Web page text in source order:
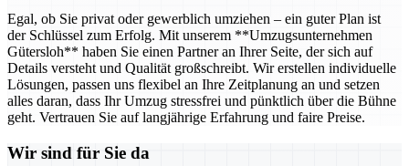
Egal, ob Sie privat oder gewerblich umziehen – ein guter Plan ist
der Schlüssel zum Erfolg. Mit unserem **Umzugsunternehmen
Gütersloh** haben Sie einen Partner an Ihrer Seite, der sich auf
Details versteht und Qualität großschreibt. Wir erstellen individuelle
Lösungen, passen uns flexibel an Ihre Zeitplanung an und setzen
alles daran, dass Ihr Umzug stressfrei und pünktlich über die Bühne
geht. Vertrauen Sie auf langjährige Erfahrung und faire Preise.
Wir sind für Sie da